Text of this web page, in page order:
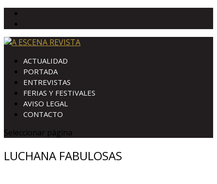
ACTUALIDAD
PORTADA
ENTREVISTAS
FERIAS Y FESTIVALES
AVISO LEGAL
CONTACTO
Seleccionar página
LUCHANA FABULOSAS